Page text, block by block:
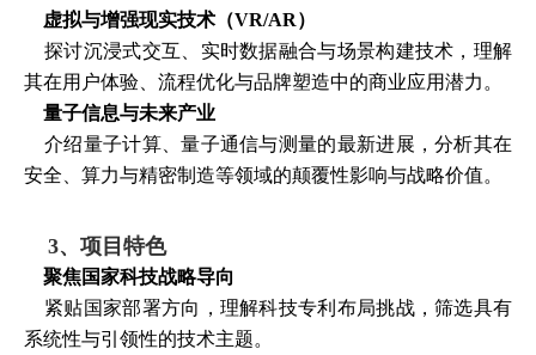
虚拟与增强现实技术（VR/AR）
探讨沉浸式交互、实时数据融合与场景构建技术，理解
其在用户体验、流程优化与品牌塑造中的商业应用潜力。
量子信息与未来产业
介绍量子计算、量子通信与测量的最新进展，分析其在
安全、算力与精密制造等领域的颠覆性影响与战略价值。
3、项目特色
聚焦国家科技战略导向
紧贴国家部署方向，理解科技专利布局挑战，筛选具有
系统性与引领性的技术主题。